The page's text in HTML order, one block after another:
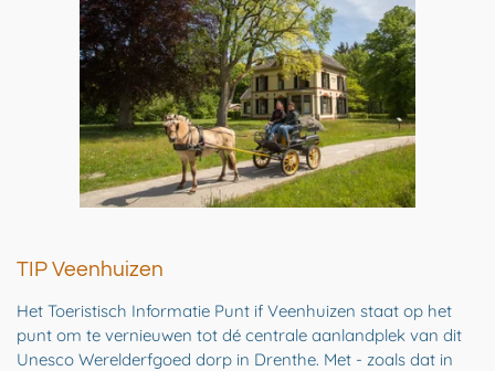
TIP Veenhuizen
Het Toeristisch Informatie Punt if Veenhuizen staat op het
punt om te vernieuwen tot dé centrale aanlandplek van dit
Unesco Werelderfgoed dorp in Drenthe. Met - zoals dat in